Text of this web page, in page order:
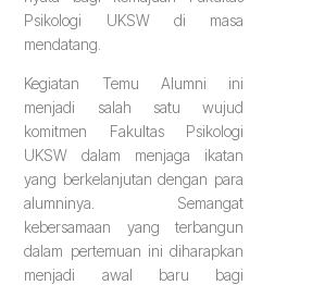
Psikologi UKSW di masa
mendatang.
Kegiatan Temu Alumni ini
menjadi salah satu wujud
komitmen Fakultas Psikologi
UKSW dalam menjaga ikatan
yang berkelanjutan dengan para
alumninya. Semangat
kebersamaan yang terbangun
dalam pertemuan ini diharapkan
menjadi awal baru bagi